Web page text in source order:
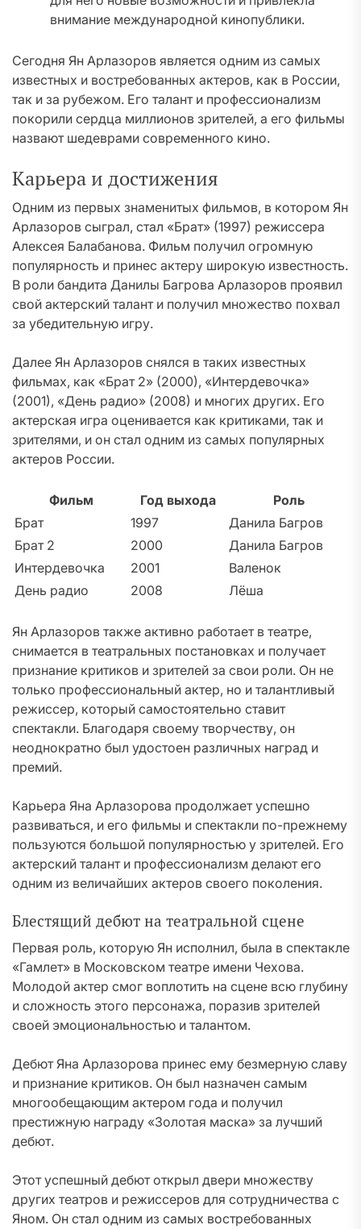
внимание международной кинопублики.
Сегодня Ян Арлазоров является одним из самых
известных и востребованных актеров, как в России,
так и за рубежом. Его талант и профессионализм
покорили сердца миллионов зрителей, а его фильмы
назвают шедеврами современного кино.
Карьера и достижения
Одним из первых знаменитых фильмов, в котором Ян
Арлазоров сыграл, стал «Брат» (1997) режиссера
Алексея Балабанова. Фильм получил огромную
популярность и принес актеру широкую известность.
В роли бандита Данилы Багрова Арлазоров проявил
свой актерский талант и получил множество похвал
за убедительную игру.
Далее Ян Арлазоров снялся в таких известных
фильмах, как «Брат 2» (2000), «Интердевочка»
(2001), «День радио» (2008) и многих других. Его
актерская игра оценивается как критиками, так и
зрителями, и он стал одним из самых популярных
актеров России.
Фильм Год выхода
Роль
Брат
1997
Данила Багров
Брат 2
2000
Данила Багров
Интердевочка
2001
Валенок
День радио
2008 Лёша
Ян Арлазоров также активно работает в театре,
снимается в театральных постановках и получает
признание критиков и зрителей за свои роли. Он не
только профессиональный актер, но и талантливый
режиссер, который самостоятельно ставит
спектакли. Благодаря своему творчеству, он
неоднократно был удостоен различных наград и
премий.
Карьера Яна Арлазорова продолжает успешно
развиваться, и его фильмы и спектакли по-прежнему
пользуются большой популярностью у зрителей. Его
актерский талант и профессионализм делают его
одним из величайших актеров своего поколения.
Блестящий дебют на театральной сцене
Первая роль, которую Ян исполнил, была в спектакле
«Гамлет» в Московском театре имени Чехова.
Молодой актер смог воплотить на сцене всю глубину
и сложность этого персонажа, поразив зрителей
своей эмоциональностью и талантом.
Дебют Яна Арлазорова принес ему безмерную славу
и признание критиков. Он был назначен самым
многообещающим актером года и получил
престижную награду «Золотая маска» за лучший
дебют.
Этот успешный дебют открыл двери множеству
других театров и режиссеров для сотрудничества с
Яном. Он стал одним из самых востребованных